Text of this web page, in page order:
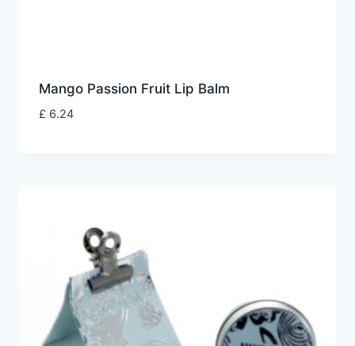
Mango Passion Fruit Lip Balm
£ 6.24